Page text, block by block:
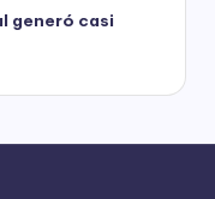
generó casi